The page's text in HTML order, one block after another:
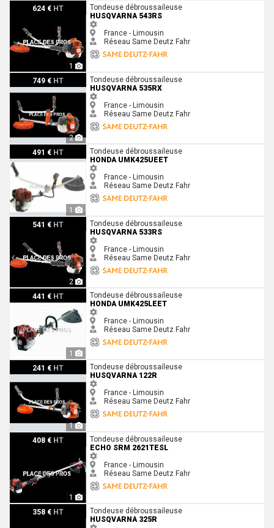
624 € HT
1
Husqvarna 543RS
Tondeuse débroussaileuse
HUSQVARNA 543RS
France - Limousin
Réseau Same Deutz Fahr
749 € HT
2
Husqvarna 535RX
Tondeuse débroussaileuse
HUSQVARNA 535RX
France - Limousin
Réseau Same Deutz Fahr
491 € HT
1
Honda UMK425UEET
Tondeuse débroussaileuse
HONDA UMK425UEET
France - Limousin
Réseau Same Deutz Fahr
541 € HT
2
Husqvarna 533RS
Tondeuse débroussaileuse
HUSQVARNA 533RS
France - Limousin
Réseau Same Deutz Fahr
441 € HT
1
Honda UMK425LEET
Tondeuse débroussaileuse
HONDA UMK425LEET
France - Limousin
Réseau Same Deutz Fahr
241 € HT
1
Husqvarna 122R
Tondeuse débroussaileuse
HUSQVARNA 122R
France - Limousin
Réseau Same Deutz Fahr
408 € HT
1
Echo SRM 2621TESL
Tondeuse débroussaileuse
ECHO SRM 2621TESL
France - Limousin
Réseau Same Deutz Fahr
358 € HT
Husqvarna 325R
Tondeuse débroussaileuse
HUSQVARNA 325R